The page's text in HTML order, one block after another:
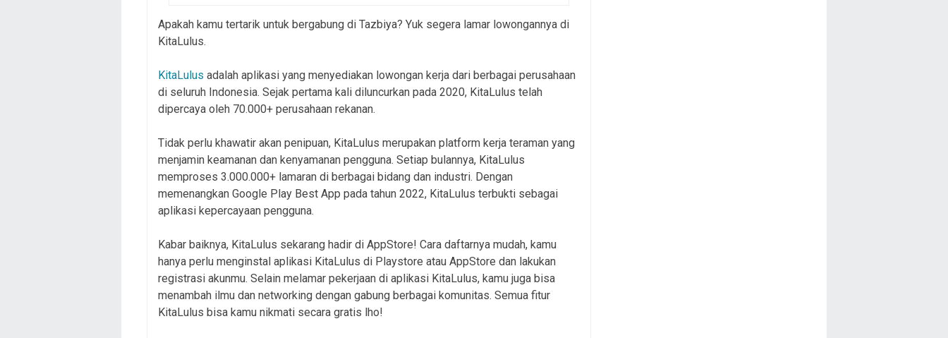
Apakah kamu tertarik untuk bergabung di Tazbiya? Yuk segera lamar lowongannya di
KitaLulus.
KitaLulus adalah aplikasi yang menyediakan lowongan kerja dari berbagai perusahaan
di seluruh Indonesia. Sejak pertama kali diluncurkan pada 2020, KitaLulus telah
dipercaya oleh 70.000+ perusahaan rekanan.
Tidak perlu khawatir akan penipuan, KitaLulus merupakan platform kerja teraman yang
menjamin keamanan dan kenyamanan pengguna. Setiap bulannya, KitaLulus
memproses 3.000.000+ lamaran di berbagai bidang dan industri. Dengan
memenangkan Google Play Best App pada tahun 2022, KitaLulus terbukti sebagai
aplikasi kepercayaan pengguna.
Kabar baiknya, KitaLulus sekarang hadir di AppStore! Cara daftarnya mudah, kamu
hanya perlu menginstal aplikasi KitaLulus di Playstore atau AppStore dan lakukan
registrasi akunmu. Selain melamar pekerjaan di aplikasi KitaLulus, kamu juga bisa
menambah ilmu dan networking dengan gabung berbagai komunitas. Semua fitur
KitaLulus bisa kamu nikmati secara gratis lho!